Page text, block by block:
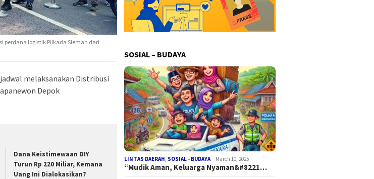
perdana logistik Pilkada Sleman dari
melaksanakan Distribusi
Depok
Dana Keistimewaan DIY
Turun Rp 220 Miliar, Kemana
Uang Ini Dialokasikan?
SOSIAL – BUDAYA
LINTAS DAERAH, SOSIAL - BUDAYA March 10, 2025
“Mudik Aman, Keluarga Nyaman&#8221…